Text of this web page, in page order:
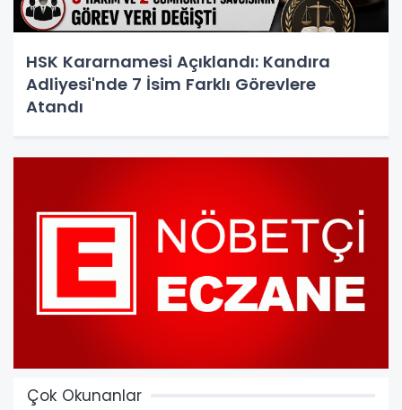
HSK Kararnamesi Açıklandı: Kandıra
Adliyesi'nde 7 İsim Farklı Görevlere
Atandı
Çok Okunanlar